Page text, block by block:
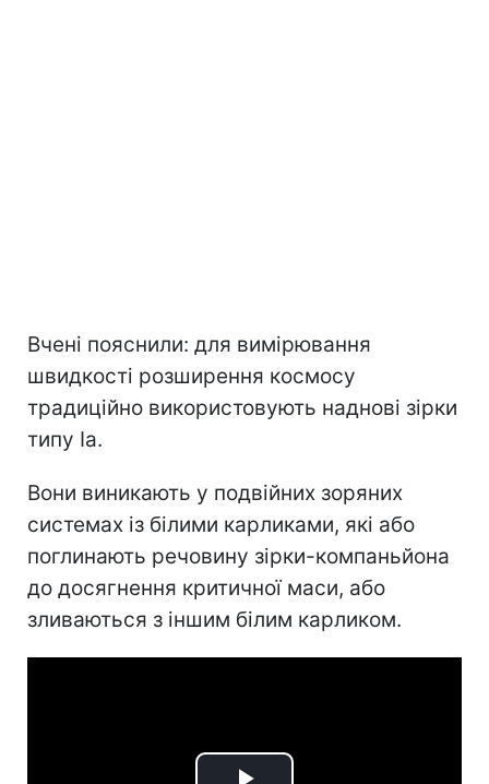
Вчені пояснили: для вимірювання
швидкості розширення космосу
традиційно використовують наднові зірки
типу Ia.
Вони виникають у подвійних зоряних
системах із білими карликами, які або
поглинають речовину зірки-компаньйона
до досягнення критичної маси, або
зливаються з іншим білим карликом.